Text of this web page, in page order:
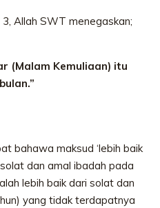
Allah SWT menegaskan;
(Malam Kemuliaan) itu
bahawa maksud ‘lebih baik
dan amal ibadah pada
lebih baik dari solat dan
yang tidak terdapatnya